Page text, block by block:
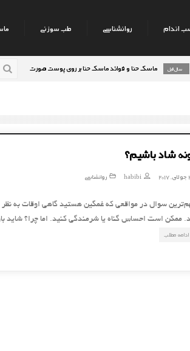
اندام روانشناسی طب سوزنی
ماسک حنا و فوائد ماسک حنا بر روی پوست صورت 9 سال قبل
شاد باشیم؟
habibi روانشناسی
سوال در مواقعی که غمگین هستید گاهی اوقات به
ممکن است احساس گناه یا شرمندگی کنید. اما چرا؟ شاید
ادامه مطلب